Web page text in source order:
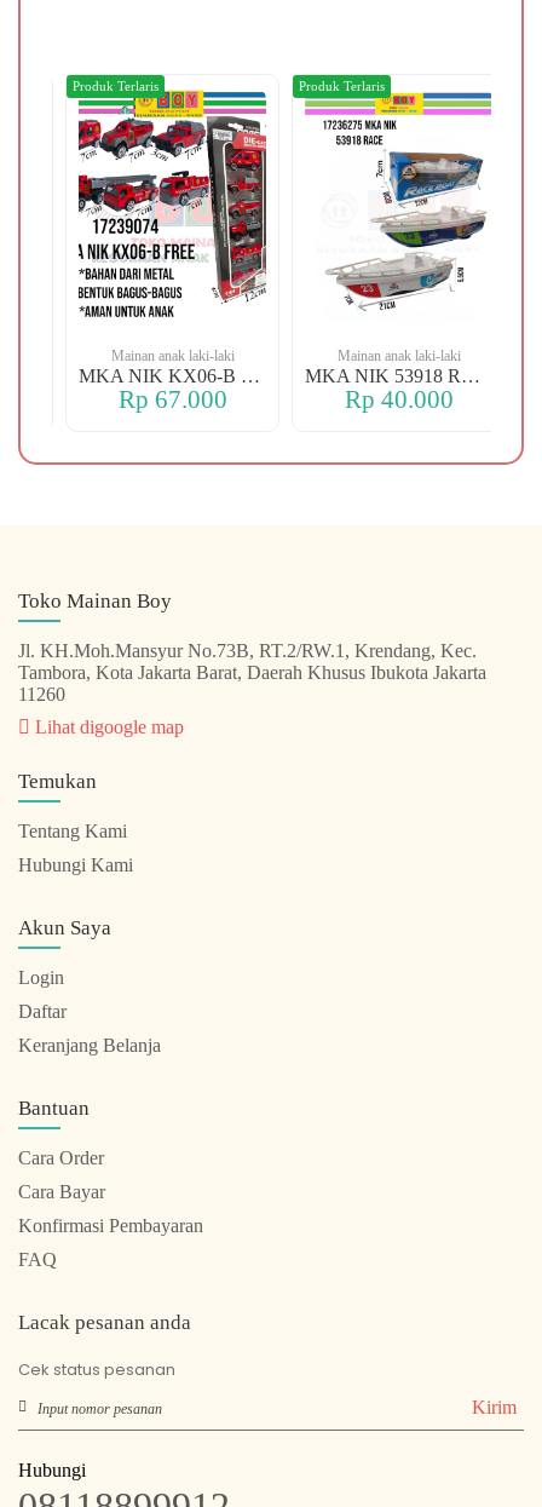
Mainan anak laki-laki
MKA NIK KX06-B FREE
Rp 67.000
Produk Terlaris
Mainan anak laki-laki
MKA NIK 53918 RACE
Rp 40.000
Produk Terlaris
Toko Mainan Boy
Jl. KH.Moh.Mansyur No.73B, RT.2/RW.1, Krendang, Kec.
Tambora, Kota Jakarta Barat, Daerah Khusus Ibukota Jakarta
11260
Lihat digoogle map
Temukan
Tentang Kami
Hubungi Kami
Akun Saya
Login
Daftar
Keranjang Belanja
Bantuan
Cara Order
Cara Bayar
Konfirmasi Pembayaran
FAQ
Lacak pesanan anda
Cek status pesanan
Kirim
Hubungi